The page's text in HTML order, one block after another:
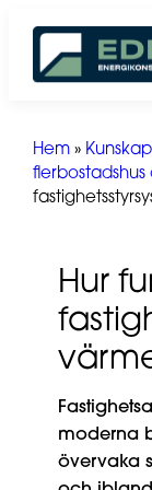
Hoppa
innehåll
Hem »
Hur
moderna
övervaka